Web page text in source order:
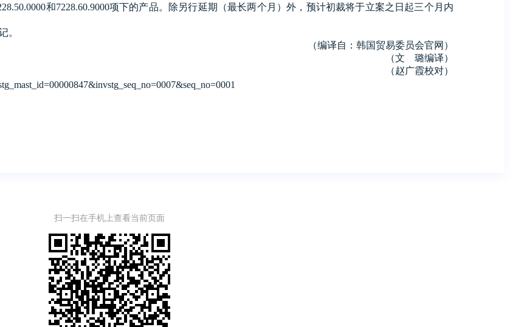
和7228.60.9000项下的产品。除另行延期（最长两个月）外，预计初裁将于立案之日起三个月内
。
（编译自：韩国贸易委员会官网）
（文 璐编译）
（赵广霞校对）
扫一扫在手机上查看当前页面